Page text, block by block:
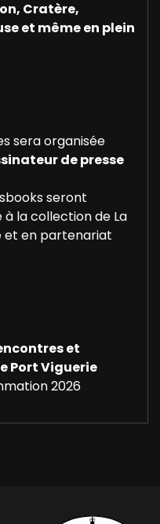
Cratère,
et même en plein
sera organisée
de presse
seront
la collection de La
et en partenariat
et
Port Viguerie
2026